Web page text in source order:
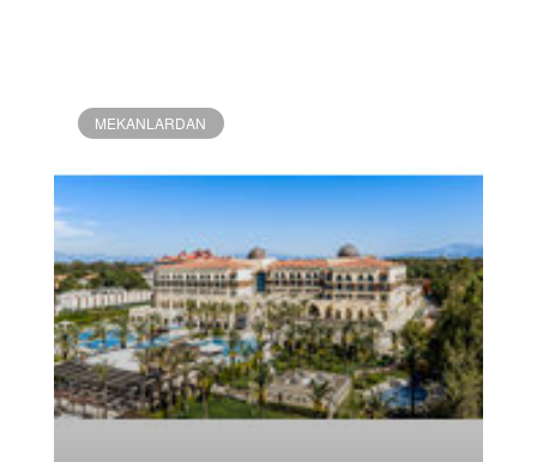
MEKANLARDAN